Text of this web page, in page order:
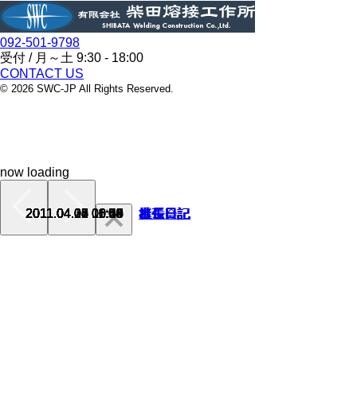
2011.04.30 10:15 出張日記
2011.04.22 11:54 社長日記
2011.04.21 06:25 社長日記
2011.04.18 10:50 社長日記
2011.04.14 11:00 社長日記
2011.04.08 06:59 出張日記
2011.04.07 10:45 展示会
2011.04.06 11:58 出張日記
2011.04.05 10:18 社長日記
2011.04.03 03:48 車
092-501-9798
受付 / 月～土 9:30 - 18:00
CONTACT US
© 2026 SWC-JP All Rights Reserved.
now loading